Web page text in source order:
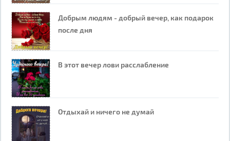
Добрым людям - добрый вечер, как подарок
после дня
В этот вечер лови расслабление
Отдыхай и ничего не думай